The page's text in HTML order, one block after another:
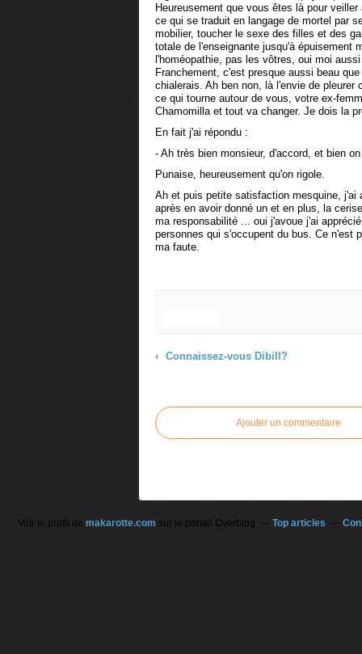
Heureusement que vous êtes là pour
ce qui se traduit en langage de mortel par
mobilier, toucher le sexe des filles et des
totale de l'enseignante jusqu'à épuisement
l'homéopathie, pas les vôtres, oui moi
Franchement, c'est presque aussi beau
chialerais. Ah ben non, là l'envie de
ce qui tourne autour de vous, votre ex-
Chamomilla et tout va changer. Je dois la
En fait j'ai répondu :
- Ah très bien monsieur, d'accord, et bien
Punaise, heureusement qu'on rigole.
Ah et puis petite satisfaction mesquine, j'ai
après en avoir donné un et en plus, la
ma responsabilité ... oui j'avoue j'ai
personnes qui s'occupent du bus. Ce n'est
ma faute.
Connaissez-vous Dibill?
Ajouter un commentaire
Voir le profil de makarotte.com sur le portail Overblog Top articles